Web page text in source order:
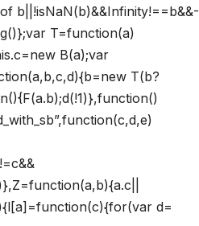
b||!isNaN(b)&&Infinity!==b&&-
T=function(a)
B(a);var
T(b?
d=